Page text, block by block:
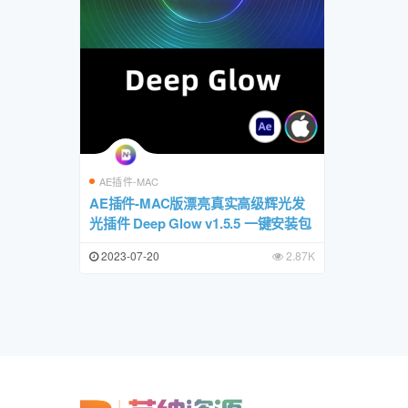
AE插件-MAC
AE插件-MAC版漂亮真实高级辉光发
光插件 Deep Glow v1.5.5 一键安装包
2023-07-20 2.87K